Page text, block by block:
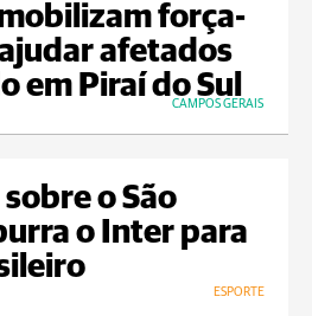
força-
afetados
em Piraí do Sul
CAMPOS GERAIS
o São
o Inter para
ESPORTE